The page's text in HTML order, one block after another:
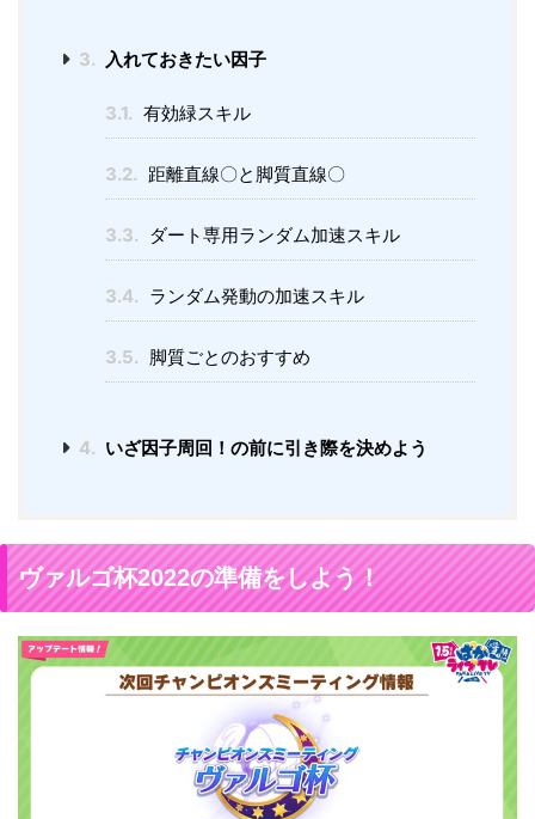
3. 入れておきたい因子
3.1. 有効緑スキル
3.2. 距離直線〇と脚質直線〇
3.3. ダート専用ランダム加速スキル
3.4. ランダム発動の加速スキル
3.5. 脚質ごとのおすすめ
4. いざ因子周回！の前に引き際を決めよう
ヴァルゴ杯2022の準備をしよう！